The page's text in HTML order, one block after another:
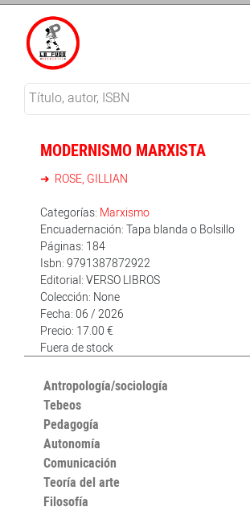
MODERNISMO MARXISTA
ROSE, GILLIAN
Categorías: Marxismo
Encuadernación: Tapa blanda o Bolsillo
Páginas: 184
Isbn: 9791387872922
Editorial: VERSO LIBROS
Colección: None
Fecha: 06 / 2026
Precio: 17.00 €
Fuera de stock
Antropología/sociología
Tebeos
Pedagogía
Autonomía
Comunicación
Teoría del arte
Filosofía